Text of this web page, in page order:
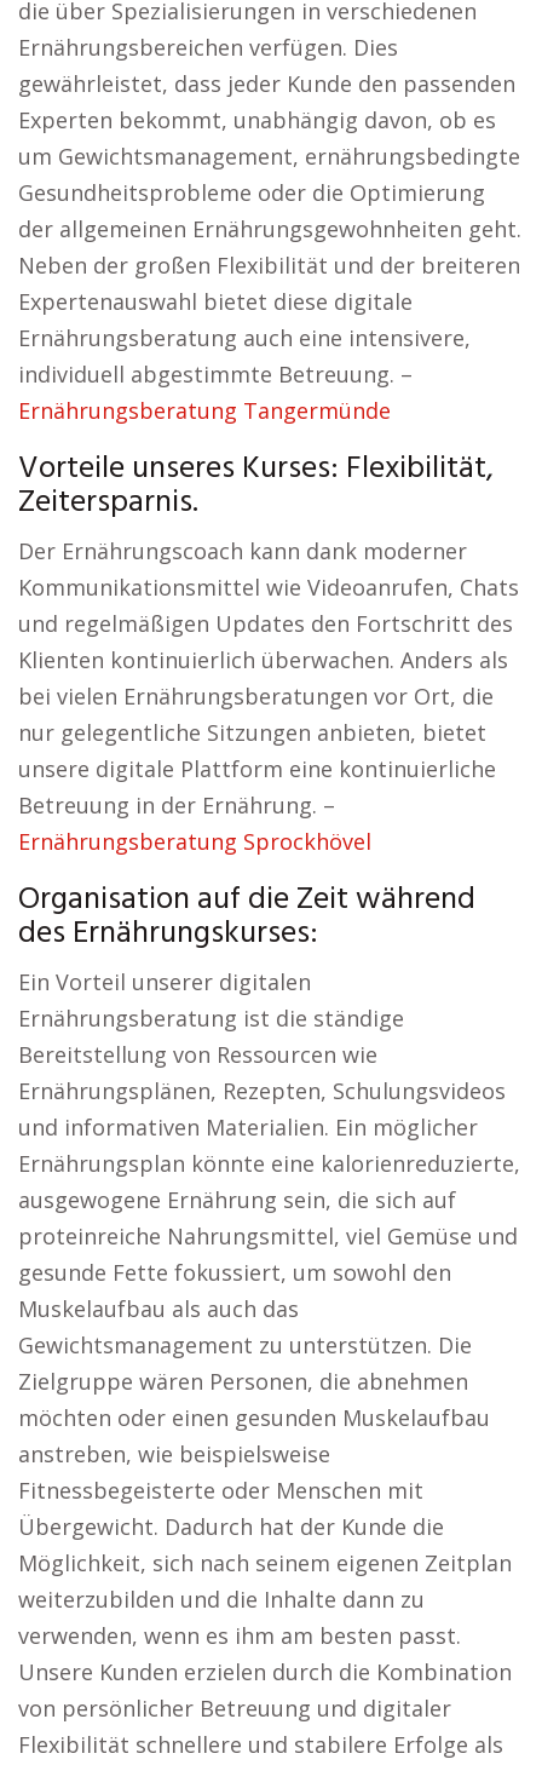
die über Spezialisierungen in verschiedenen
Ernährungsbereichen verfügen. Dies
gewährleistet, dass jeder Kunde den passenden
Experten bekommt, unabhängig davon, ob es
um Gewichtsmanagement, ernährungsbedingte
Gesundheitsprobleme oder die Optimierung
der allgemeinen Ernährungsgewohnheiten geht.
Neben der großen Flexibilität und der breiteren
Expertenauswahl bietet diese digitale
Ernährungsberatung auch eine intensivere,
individuell abgestimmte Betreuung. –
Ernährungsberatung Tangermünde
Vorteile unseres Kurses: Flexibilität,
Zeitersparnis.
Der Ernährungscoach kann dank moderner
Kommunikationsmittel wie Videoanrufen, Chats
und regelmäßigen Updates den Fortschritt des
Klienten kontinuierlich überwachen. Anders als
bei vielen Ernährungsberatungen vor Ort, die
nur gelegentliche Sitzungen anbieten, bietet
unsere digitale Plattform eine kontinuierliche
Betreuung in der Ernährung. –
Ernährungsberatung Sprockhövel
Organisation auf die Zeit während
des Ernährungskurses:
Ein Vorteil unserer digitalen
Ernährungsberatung ist die ständige
Bereitstellung von Ressourcen wie
Ernährungsplänen, Rezepten, Schulungsvideos
und informativen Materialien. Ein möglicher
Ernährungsplan könnte eine kalorienreduzierte,
ausgewogene Ernährung sein, die sich auf
proteinreiche Nahrungsmittel, viel Gemüse und
gesunde Fette fokussiert, um sowohl den
Muskelaufbau als auch das
Gewichtsmanagement zu unterstützen. Die
Zielgruppe wären Personen, die abnehmen
möchten oder einen gesunden Muskelaufbau
anstreben, wie beispielsweise
Fitnessbegeisterte oder Menschen mit
Übergewicht. Dadurch hat der Kunde die
Möglichkeit, sich nach seinem eigenen Zeitplan
weiterzubilden und die Inhalte dann zu
verwenden, wenn es ihm am besten passt.
Unsere Kunden erzielen durch die Kombination
von persönlicher Betreuung und digitaler
Flexibilität schnellere und stabilere Erfolge als